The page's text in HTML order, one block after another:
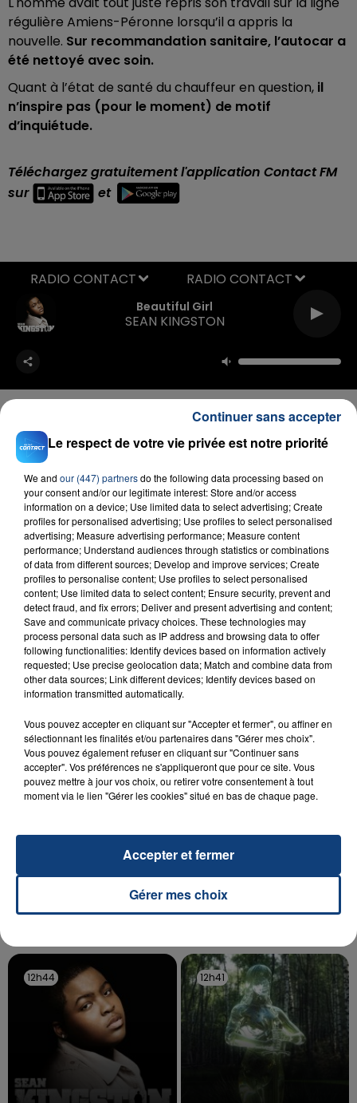
régulière Amiens-Péronne lorsqu’il a appris la
nouvelle. Sur recommandation sanitaire, l’autocar a
été nettoyé avec soin.
Quant à l’état de santé du chauffeur en question, il
n’inspire pas (pour le moment) de motif
d’inquiétude.
Téléchargez gratuitement l'application Contact FM
sur
et
Beautiful Girl
SEAN KINGSTON
RADIO CONTACT
FIL D'ACTU
23 juillet 2026
INCENDIE MORTEL À LENS : UNE FEMME ET
SON BÉBÉ ENTRE LA VIE ET LA...
Un homme s'est immolé par le feu après avoir
aspergé sa compagne et leur bébé de trois mois
UNE ADOLESCENTE DEVANT SE FAIRE
OPÉRER DE LA CHEVILLE RESSORT DE LA...
La famille a porté plainte contre la clinique qui a
reconnu sa responsabilité et présenté ses
excuses.
12h44
12h44 12h41
12h41
Le respect de votre vie privée est notre priorité
We and our (447) partnersdo the following data processing based on
your consent and/or our legitimate interest: Store and/or access
information on a device; Use limited data to select advertising; Create
profiles for personalised advertising; Use profiles to select personalised
advertising; Measure advertising performance; Measure content
performance; Understand audiences through statistics or combinations
of data from different sources; Develop and improve services; Create
profiles to personalise content; Use profiles to select personalised
content; Use limited data to select content; Ensure security, prevent and
detect fraud, and fix errors; Deliver and present advertising and content;
Save and communicate privacy choices. These technologies may
process personal data such as IP address and browsing data to offer
following functionalities: Identify devices based on information actively
requested; Use precise geolocation data; Match and combine data from
other data sources; Link different devices; Identify devices based on
information transmitted automatically.
Vous pouvez accepter en cliquant sur "Accepter et fermer", ou affiner en
sélectionnant les finalités et/ou partenaires dans "Gérer mes choix".
Vous pouvez également refuser en cliquant sur "Continuer sans
accepter". Vos préférences ne s'appliqueront que pour ce site. Vous
pouvez mettre à jour vos choix, ou retirer votre consentement à tout
moment via le lien "Gérer les cookies" situé en bas de chaque page.
Gérer mes choix
Accepter et fermer
Continuer sans accepter